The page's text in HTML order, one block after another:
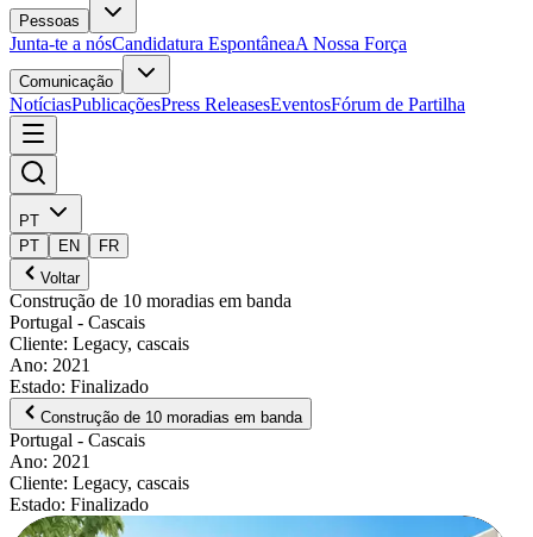
Pessoas
Junta-te a nósCandidatura EspontâneaA Nossa Força
Comunicação
NotíciasPublicaçõesPress ReleasesEventosFórum de Partilha
PT
PT
EN
FR
Voltar
Construção de 10 moradias em banda
Portugal - Cascais
Cliente: Legacy, cascais
Ano: 2021
Estado: Finalizado
Construção de 10 moradias em banda
Portugal - Cascais
Ano: 2021
Cliente: Legacy, cascais
Estado: Finalizado